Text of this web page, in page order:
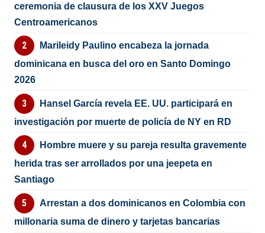
ceremonia de clausura de los XXV Juegos
Centroamericanos
Marileidy Paulino encabeza la jornada
dominicana en busca del oro en Santo Domingo
2026
Hansel García revela EE. UU. participará en
investigación por muerte de policía de NY en RD
Hombre muere y su pareja resulta gravemente
herida tras ser arrollados por una jeepeta en
Santiago
Arrestan a dos dominicanos en Colombia con
millonaria suma de dinero y tarjetas bancarias